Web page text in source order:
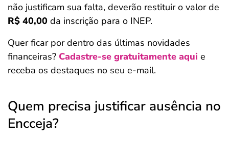
não justificam sua falta, deverão restituir o valor de
R$ 40,00 da inscrição para o INEP.
Quer ficar por dentro das últimas novidades
financeiras? Cadastre-se gratuitamente aqui e
receba os destaques no seu e-mail.
Quem precisa justificar ausência no
Encceja?